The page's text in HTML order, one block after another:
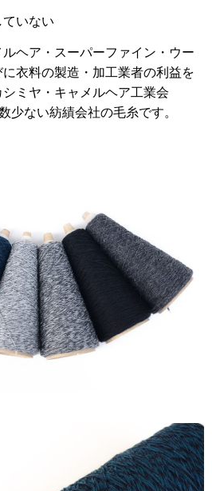
いない
ヘア・スーパーファイン・ウー
衣料の製造・加工業者の利益を
ミヤ・キャメルヘア工業会
少ない紡績会社の毛糸です。